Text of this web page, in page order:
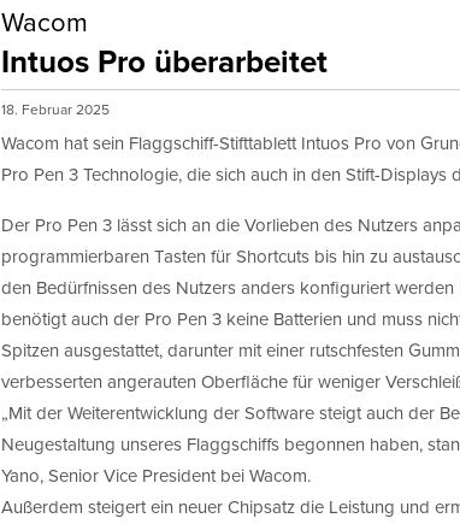
Wacom
Intuos Pro überarbeitet
18. Februar 2025
Wacom hat sein Flaggschiff-Stifttablett Intuos Pro von
Pro Pen 3 Technologie, die sich auch in den Stift-Displays
Der Pro Pen 3 lässt sich an die Vorlieben des Nutzers
programmierbaren Tasten für Shortcuts bis hin zu
den Bedürfnissen des Nutzers anders konfiguriert werden
benötigt auch der Pro Pen 3 keine Batterien und muss
Spitzen ausgestattet, darunter mit einer rutschfesten
verbesserten angerauten Oberfläche für weniger
„Mit der Weiterentwicklung der Software steigt auch der
Neugestaltung unseres Flaggschiffs begonnen haben,
Yano, Senior Vice President bei Wacom.
Außerdem steigert ein neuer Chipsatz die Leistung und